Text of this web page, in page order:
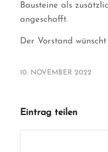
Bausteine als
angeschafft.
Der Vorstand
10. NOVEMBER 2022
Eintrag teilen